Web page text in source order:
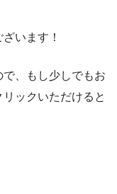
います！
、もし少しでもお
ックいただけると